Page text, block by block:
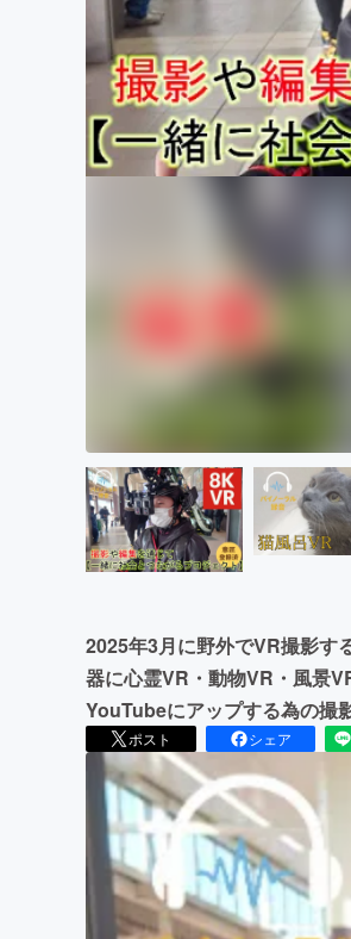
2025年3月に野外でVR撮影す
器に心霊VR・動物VR・風景
YouTubeにアップする為の撮
ポスト シェア